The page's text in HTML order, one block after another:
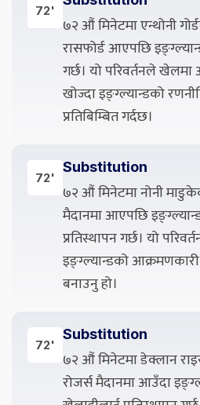
72'
७२ औं मिनेटमा एन्थोनी
रासफोर्ड आएपछि
गर्छ। यो परिवर्तनले खेलमा
खोज्दा इङ्ग्ल्यान्डको
प्रतिबिम्बित गर्दछ।
72'
Substitution
७२ औं मिनेटमा नोनी
मैदानमा आएपछि
प्रतिस्थापन गर्छ। यो
इङ्ग्ल्यान्डको
बनाउनु हो।
72'
Substitution
७२ औं मिनेटमा डेक्लान
रोजर्स मैदानमा आउँदा